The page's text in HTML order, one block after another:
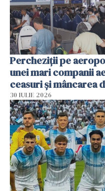
Percheziții pe
unei mari companii
ceasuri și mâncarea
30 IULIE 2026